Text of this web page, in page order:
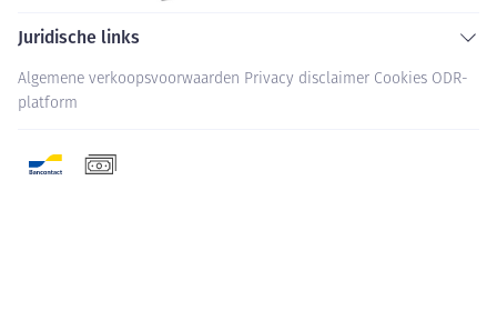
Juridische links
Algemene verkoopsvoorwaarden Privacy disclaimer Cookies ODR-
platform